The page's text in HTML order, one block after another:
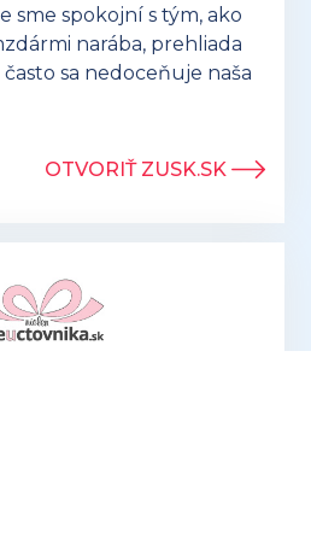
sme spokojní s tým, ako
narába, prehliada
sa nedoceňuje naša
OTVORIŤ ZUSK.SK